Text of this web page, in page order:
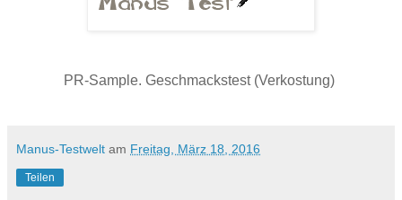
PR-Sample. Geschmackstest (Verkostung)
Manus-Testwelt am Freitag, März 18, 2016
Teilen